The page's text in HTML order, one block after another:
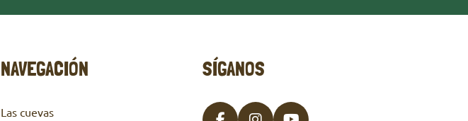
NAVEGACIÓN
Las cuevas
SÍGANOS